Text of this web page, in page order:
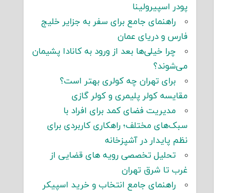
پودر اسپیرولینا
راهنمای جامع برای سفر به جزایر خلیج
فارس و دریای عمان
چرا خیلی‌ها بعد از ورود به کانادا پشیمان
می‌شوند؟
برای تهران چه کولری بهتر است؟
مقایسه کولر پلیمری و کولر گازی
مدیریت فضای کمد برای افراد با
سبک‌های مختلف؛ راهکاری کاربردی برای
نظم پایدار در آشپزخانه
تحلیل تخصصی رویه های قضایی از
غرب تا شرق تهران
راهنمای جامع انتخاب و خرید اسپیکر